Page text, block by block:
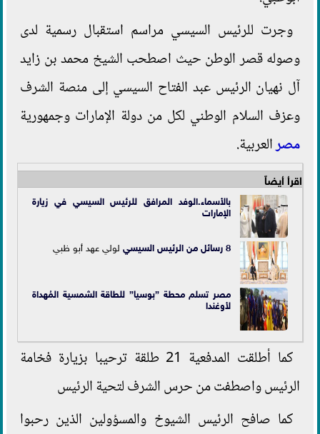
وجرت للرئيس السيسي مراسم استقبال رسمية لدى
وصوله قصر الوطن حيث اصطحب الشيخ محمد بن زايد
آل نهيان الرئيس عبد الفتاح السيسي إلى منصة الشرف
وعزف السلام الوطني لكل من دولة الإمارات وجمهورية
مصرالعربية.
اقرأ أيضاً
بالأسماء.الوفد المرافق للرئيس السيسي في زيارة
الإمارات
8 رسائل من الرئيس السيسي لولي عهد أبو ظبي
مصر تسلم محطة ”بوسيا” للطاقة الشمسية المُهداة
لأوغندا
كما أطلقت المدفعية 21 طلقة ترحيبا بزيارة فخامة
الرئيس واصطفت من حرس الشرف لتحية الرئيس
كما صافح الرئيس الشيوخ والمسؤولين الذين رحبوا